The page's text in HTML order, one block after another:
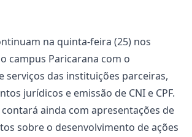
na quinta-feira (25) nos
campus Paricarana com o
serviços das instituições parceiras,
jurídicos e emissão de CNI e CPF.
ainda com apresentações de
sobre o desenvolvimento de ações